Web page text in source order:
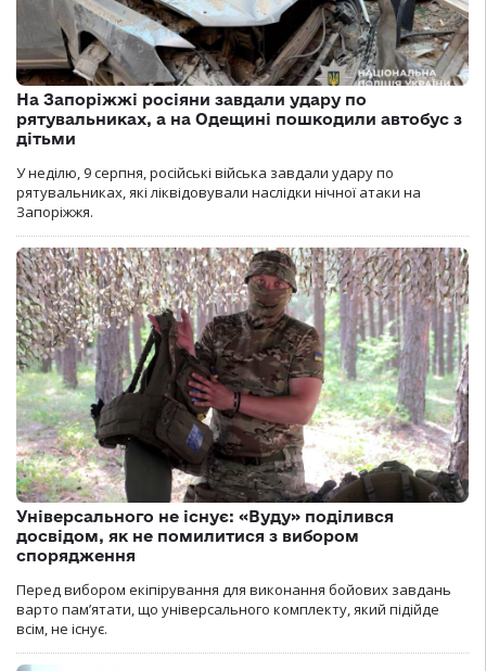
На Запоріжжі росіяни завдали удару по
рятувальниках, а на Одещині пошкодили автобус з
дітьми
У неділю, 9 серпня, російські війська завдали удару по
рятувальниках, які ліквідовували наслідки нічної атаки на
Запоріжжя.
Універсального не існує: «Вуду» поділився
досвідом, як не помилитися з вибором
спорядження
Перед вибором екіпірування для виконання бойових завдань
варто пам’ятати, що універсального комплекту, який підійде
всім, не існує.